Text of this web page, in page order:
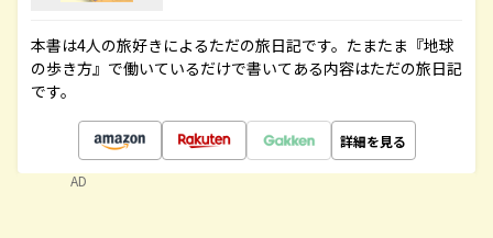
本書は4人の旅好きによるただの旅日記です。たまたま『地球
の歩き方』で働いているだけで書いてある内容はただの旅日記
です。
詳細を見る
AD